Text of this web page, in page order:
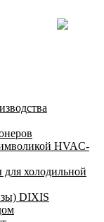
HVAC-
холодильной
DIXIS